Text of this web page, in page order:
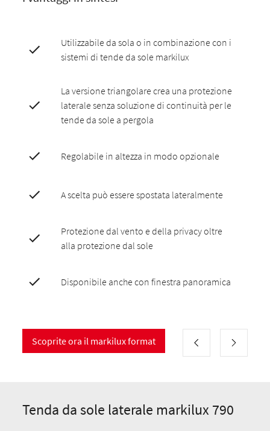
Utilizzabile da sola o in combinazione con i
sistemi di tende da sole markilux
La versione triangolare crea una protezione
laterale senza soluzione di continuità per le
tende da sole a pergola
Regolabile in altezza in modo opzionale
A scelta può essere spostata lateralmente
Protezione dal vento e della privacy oltre
alla protezione dal sole
Disponibile anche con finestra panoramica
Scoprite ora il markilux format
Tenda da sole laterale markilux 790